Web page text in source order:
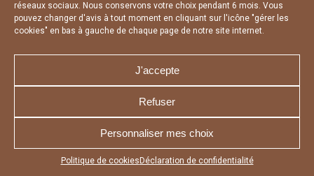
réseaux sociaux. Nous conservons votre choix pendant 6 mois. Vous
pouvez changer d'avis à tout moment en cliquant sur l'icône "gérer les
cookies" en bas à gauche de chaque page de notre site internet.
J'accepte
Refuser
Personnaliser mes choix
Politique de cookies Déclaration de confidentialité
Appuyez sur le bouton partager en bas de votre
RÉALISÉ PAR L’AGENCE WEB A3 WEB